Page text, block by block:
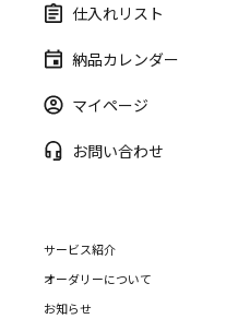
仕入れリスト
納品カレンダー
マイページ
お問い合わせ
サービス紹介
オーダリーについて
お知らせ